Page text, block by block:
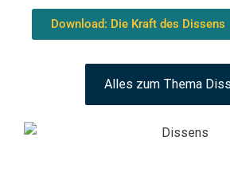
Download: Die Kraft des Dissens
Alles zum Thema